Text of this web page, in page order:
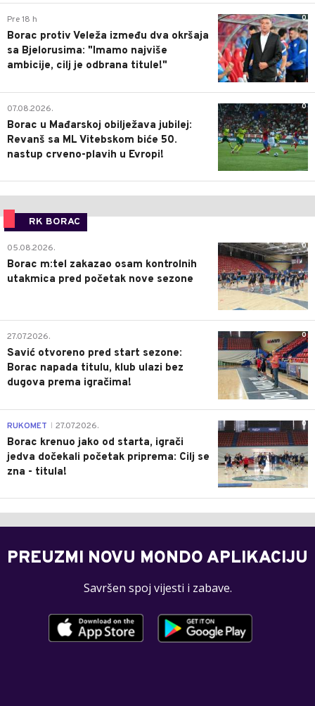
0
Pre 18 h
Borac protiv Veleža između dva okršaja
sa Bjelorusima: "Imamo najviše
ambicije, cilj je odbrana titule!"
0
07.08.2026.
Borac u Mađarskoj obilježava jubilej:
Revanš sa ML Vitebskom biće 50.
nastup crveno-plavih u Evropi!
RK BORAC
0
05.08.2026.
Borac m:tel zakazao osam kontrolnih
utakmica pred početak nove sezone
0
27.07.2026.
Savić otvoreno pred start sezone:
Borac napada titulu, klub ulazi bez
dugova prema igračima!
0
RUKOMET 27.07.2026.
Borac krenuo jako od starta, igrači
jedva dočekali početak priprema: Cilj se
zna - titula!
PREUZMI NOVU MONDO APLIKACIJU
Savršen spoj vijesti i zabave.